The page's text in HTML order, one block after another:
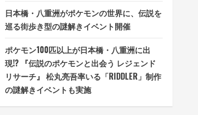
日本橋・八重洲がポケモンの世界に、伝説を
巡る街歩き型の謎解きイベント開催
ポケモン100匹以上が日本橋・八重洲に出
現!? 『伝説のポケモンと出会う レジェンド
リサーチ』 松丸亮吾率いる「RIDDLER」制作
の謎解きイベントも実施